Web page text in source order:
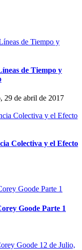
de Tiempo y
29 de abril de 2017
Colectiva y el Efecto
Goode Parte 1